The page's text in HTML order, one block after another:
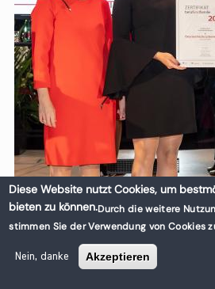
Diese Website nutzt Cookies, um
bieten zu können.Durch die weitere
stimmen Sie der Verwendung von Cookies
Nein, danke Akzeptieren